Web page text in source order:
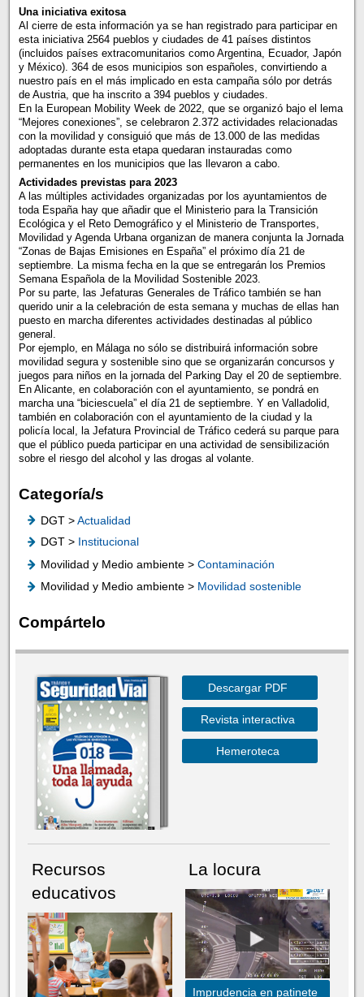
Una iniciativa exitosa
Al cierre de esta información ya se han registrado para participar en
esta iniciativa 2564 pueblos y ciudades de 41 países distintos
(incluidos países extracomunitarios como Argentina, Ecuador, Japón
y México). 364 de esos municipios son españoles, convirtiendo a
nuestro país en el más implicado en esta campaña sólo por detrás
de Austria, que ha inscrito a 394 pueblos y ciudades.
En la European Mobility Week de 2022, que se organizó bajo el lema
“Mejores conexiones”, se celebraron 2.372 actividades relacionadas
con la movilidad y consiguió que más de 13.000 de las medidas
adoptadas durante esta etapa quedaran instauradas como
permanentes en los municipios que las llevaron a cabo.
Actividades previstas para 2023
A las múltiples actividades organizadas por los ayuntamientos de
toda España hay que añadir que el Ministerio para la Transición
Ecológica y el Reto Demográfico y el Ministerio de Transportes,
Movilidad y Agenda Urbana organizan de manera conjunta la Jornada
“Zonas de Bajas Emisiones en España” el próximo día 21 de
septiembre. La misma fecha en la que se entregarán los Premios
Semana Española de la Movilidad Sostenible 2023​.​
Por su parte, las Jefaturas Generales de Tráfico también se han
querido unir a la celebración de esta semana y muchas de ellas han
puesto en marcha diferentes actividades destinadas al público
general.
Por ejemplo, en Málaga no sólo se distribuirá información sobre
movilidad segura y sostenible sino que se organizarán concursos y
juegos para niños en la jornada del Parking Day el 20 de septiembre.
En Alicante, en colaboración con el ayuntamiento, se pondrá en
marcha una “biciescuela” el día 21 de septiembre. Y en Valladolid,
también en colaboración con el ayuntamiento de la ciudad y la
policía local, la Jefatura Provincial de Tráfico cederá su parque para
que el público pueda participar en una actividad de sensibilización
sobre el riesgo del alcohol y las drogas al volante.
Categoría/s
DGT >Actualidad
DGT > Institucional
Movilidad y Medio ambiente > Contaminación
Movilidad y Medio ambiente > Movilidad sostenible
Compártelo
Descargar PDF
Revista interactiva
Hemeroteca
Recursos
educativos
La locura
Imprudencia en patinete